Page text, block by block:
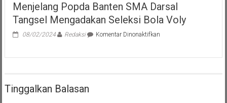
Menjelang Popda Banten SMA Darsal
Tangsel Mengadakan Seleksi Bola Voly
08/02/2024 Redaksi Komentar Dinonaktifkanpada
Tinggalkan Balasan